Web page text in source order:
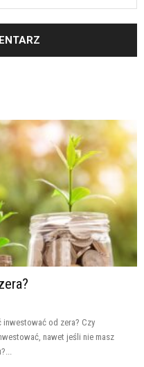
od zera? Czy
nawet jeśli nie masz